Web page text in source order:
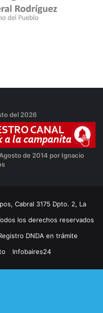
del 2026
de 2014 por Ignacio
Cabral 3175 Dpto. 2, La
los derechos reservados
DNDA en trámite
Infobaires24